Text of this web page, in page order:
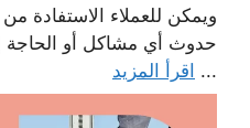
ويمكن للعملاء الاستفادة
حدوث أي مشاكل أو الحاجة
... اقرأ المزيد